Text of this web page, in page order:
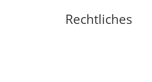
Rechtliches